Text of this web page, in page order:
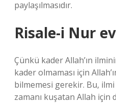
paylaşılmasıdır.
Risale-i Nur
Çünkü kader Allah’ın
kader olmaması için
bilmemesi gerekir. Bu,
zamanı kuşatan Allah için